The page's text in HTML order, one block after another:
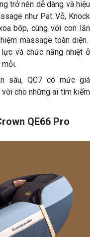
trở nên dễ dàng và hiệu
như Pat Vỗ, Knock
bóp, cùng với con lăn
massage toàn diện.
và chức năng nhiệt ở
sâu, QC7 có mức giá
cho những ai tìm kiếm
QE66 Pro